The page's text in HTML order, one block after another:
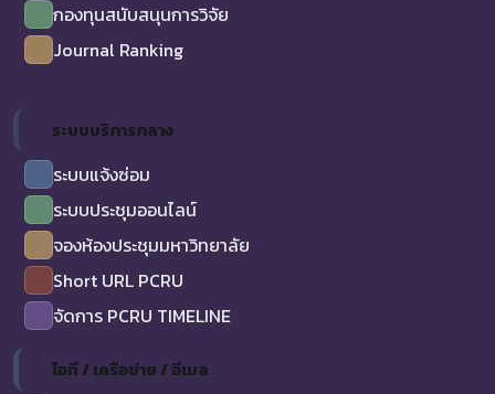
กองทุนสนับสนุนการวิจัย
Journal Ranking
ระบบบริการกลาง
ระบบแจ้งซ่อม
ระบบประชุมออนไลน์
จองห้องประชุมมหาวิทยาลัย
Short URL PCRU
จัดการ PCRU TIMELINE
ไอที / เครือข่าย / อีเมล